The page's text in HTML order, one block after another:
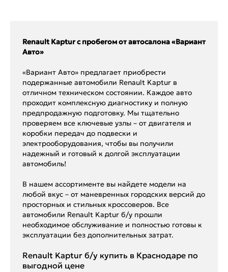
Renault Kaptur с пробегом от автосалона «Вариант
Авто»
«Вариант Авто» предлагает приобрести
подержанные автомобили Renault Kaptur в
отличном техническом состоянии. Каждое авто
проходит комплексную диагностику и полную
предпродажную подготовку. Мы тщательно
проверяем все ключевые узлы – от двигателя и
коробки передач до подвески и
электрооборудования, чтобы вы получили
надежный и готовый к долгой эксплуатации
автомобиль!
В нашем ассортименте вы найдете модели на
любой вкус – от маневренных городских версий до
просторных и стильных кроссоверов. Все
автомобили Renault Kaptur б/у прошли
необходимое обслуживание и полностью готовы к
эксплуатации без дополнительных затрат.
Renault Kaptur б/у купить в Краснодаре по
выгодной цене